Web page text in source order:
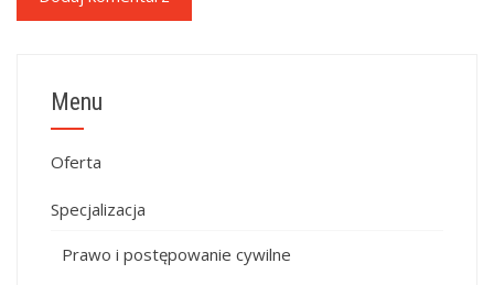
Menu
Oferta
Specjalizacja
Prawo i postępowanie cywilne